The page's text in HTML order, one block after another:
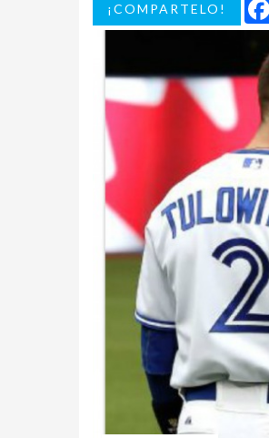
¡COMPARTELO!